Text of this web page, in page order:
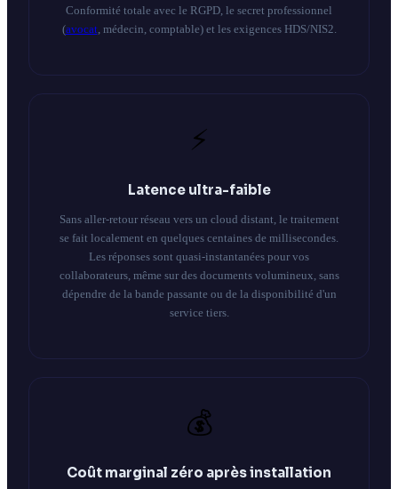
Conformité totale avec le RGPD, le secret professionnel
(avocat, médecin, comptable) et les exigences HDS/NIS2.
⚡
Latence ultra-faible
Sans aller-retour réseau vers un cloud distant, le traitement
se fait localement en quelques centaines de millisecondes.
Les réponses sont quasi-instantanées pour vos
collaborateurs, même sur des documents volumineux, sans
dépendre de la bande passante ou de la disponibilité d'un
service tiers.
💰
Coût marginal zéro après installation